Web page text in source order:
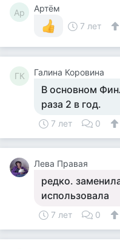
Ар
Артём
7 лет
ГК Галина Коровина
В основном
раза 2 в год.
7 лет 0
Лева Правая
редко.
использовала
7 лет 0